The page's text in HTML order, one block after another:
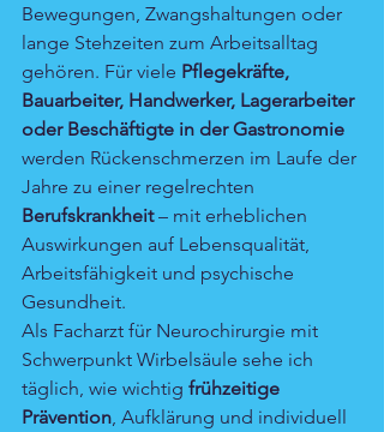
Bewegungen, Zwangshaltungen oder
lange Stehzeiten zum Arbeitsalltag
gehören. Für viele Pflegekräfte,
Bauarbeiter, Handwerker, Lagerarbeiter
oder Beschäftigte in der Gastronomie
werden Rückenschmerzen im Laufe der
Jahre zu einer regelrechten
Berufskrankheit – mit erheblichen
Auswirkungen auf Lebensqualität,
Arbeitsfähigkeit und psychische
Gesundheit.
Als Facharzt für Neurochirurgie mit
Schwerpunkt Wirbelsäule sehe ich
täglich, wie wichtig frühzeitige
Prävention, Aufklärung und individuell